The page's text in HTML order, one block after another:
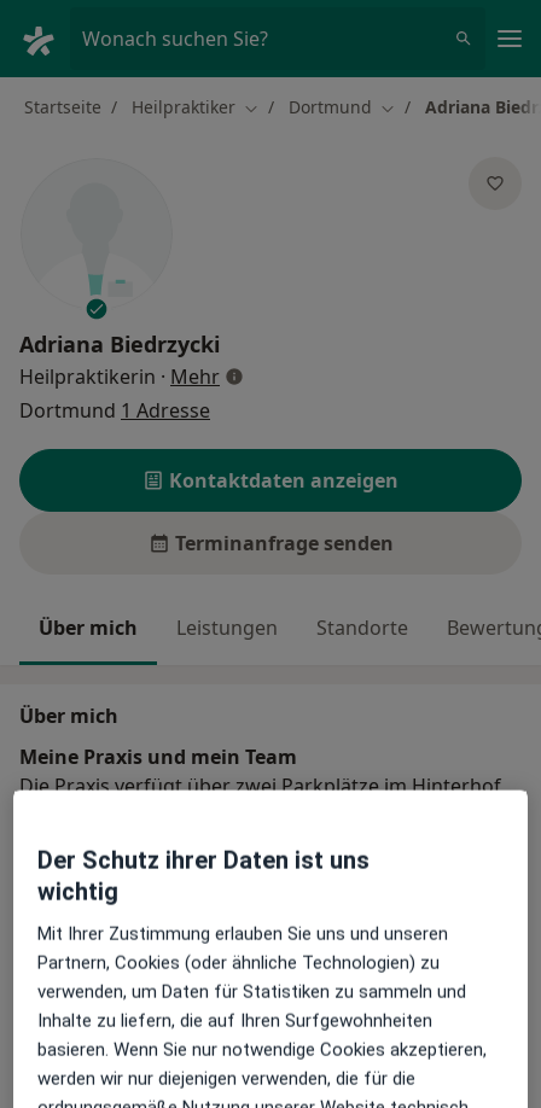
Wonach suchen Sie?
Startseite Heilpraktiker Stadt ändern
Dortmund Stadt ändern
Adriana
Adriana Biedrzycki
Heilpraktikerin · Mehrüber Spezialisierungen
Dortmund 1 Adresse
Kontaktdaten anzeigen
Terminanfrage senden
Über mich Leistungen Standorte
Über mich
Meine Praxis und mein Team
Die Praxis verfügt über zwei Parkplätze im Hinterhof,
Hauptsächlich behandelte Krankheiten
Rückenschmerzen
Erschöpfung
Burnout Migräne +8
Patienten, die ich behandle
Erwachsene
Kinder
Der Schutz ihrer Daten ist uns
wichtig
Mit Ihrer Zustimmung erlauben Sie uns und unseren
Partnern, Cookies (oder ähnliche Technologien) zu
verwenden, um Daten für Statistiken zu sammeln und
Inhalte zu liefern, die auf Ihren Surfgewohnheiten
basieren. Wenn Sie nur notwendige Cookies akzeptieren,
werden wir nur diejenigen verwenden, die für die